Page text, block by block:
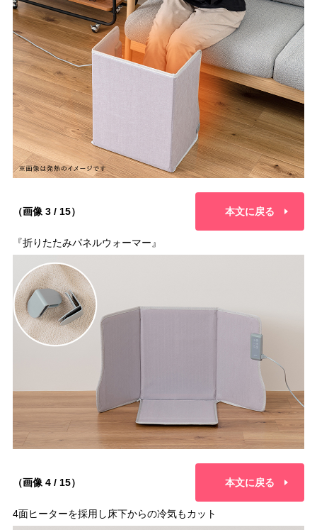
（画像 3 / 15） 本文に戻る
『折りたたみパネルウォーマー』
（画像 4 / 15） 本文に戻る
4面ヒーターを採用し床下からの冷気もカット